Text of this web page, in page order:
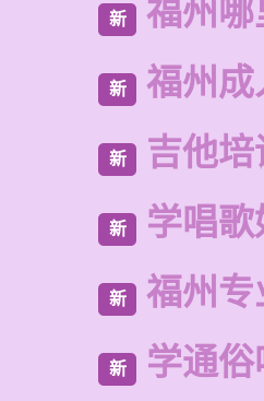
新 福州哪
新 福州
新 吉他
新 学唱
新 福州专
新 学通